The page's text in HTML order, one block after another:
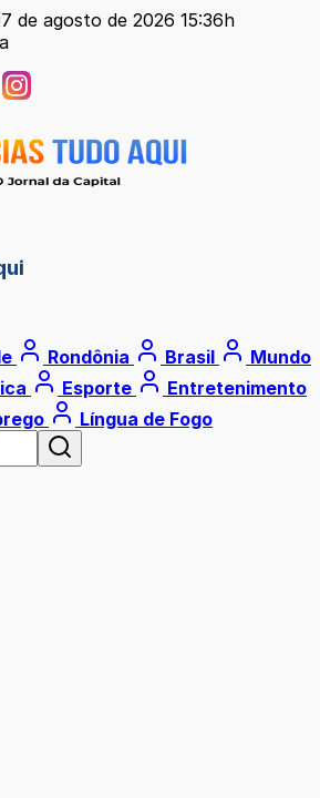
de agosto de 2026 15:36h
Rondônia Brasil
Mundo
Esporte
Entretenimento
Língua de Fogo